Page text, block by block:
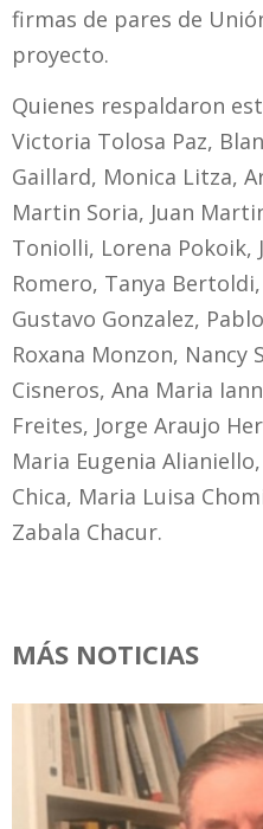
firmas de pares de
proyecto.
Quienes respaldaron
Victoria Tolosa Paz,
Gaillard, Monica Litza,
Martin Soria, Juan
Toniolli, Lorena Pokoik,
Romero, Tanya
Gustavo Gonzalez,
Roxana Monzon, Nancy
Cisneros, Ana Maria
Freites, Jorge Araujo
Maria Eugenia
Chica, Maria Luisa
Zabala Chacur.
MÁS NOTICIAS